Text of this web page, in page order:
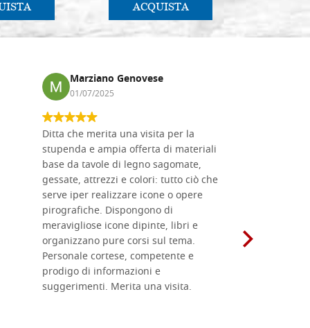
ACQUISTA
Marziano Genovese
01/07/2025
Ditta che merita una visita per la
stupenda e ampia offerta di materiali
base da tavole di legno sagomate,
gessate, attrezzi e colori: tutto ciò che
serve iper realizzare icone o opere
pirografiche. Dispongono di
meravigliose icone dipinte, libri e
organizzano pure corsi sul tema.
Personale cortese, competente e
prodigo di informazioni e
suggerimenti. Merita una visita.